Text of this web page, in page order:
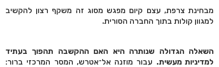
מבחינת צרפת, עצם קיום מפגש מסוג זה משקף רצון להקשיב
למגוון קולות בתוך החברה הסורית.
השאלה הגדולה שנותרה היא האם ההקשבה תהפוך בעתיד
למדיניות מעשית.עבור מוזנה אל־אטרש, המסר המרכזי ברור: